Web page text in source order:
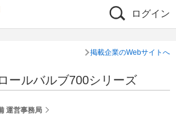
ログイン
掲載企業のWebサイトへ
ールバルブ700シリーズ
運営事務局